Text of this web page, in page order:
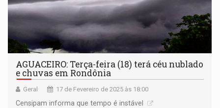
AGUACEIRO: Terça-feira (18) terá céu nublado
e chuvas em Rondônia
Geral 17 de Fevereiro de 2025 às 18:00
Censipam informa que tempo é instável